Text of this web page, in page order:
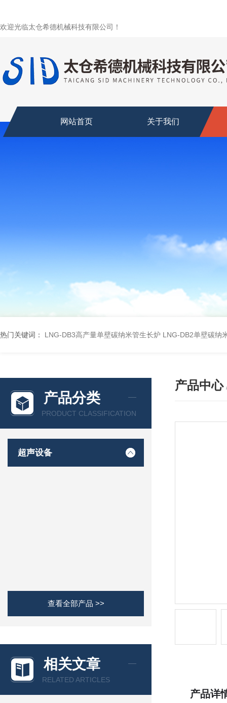
欢迎光临太仓希德机械科技有限公司！
网站首页 关于我们
热门关键词： LNG-DB3高产量单壁碳纳米管生长炉 LNG-DB2单壁碳纳
产品分类
PRODUCT CLASSIFICATION
超声设备
查看全部产品 >>
相关文章
RELATED ARTICLES
产品中心
产品详